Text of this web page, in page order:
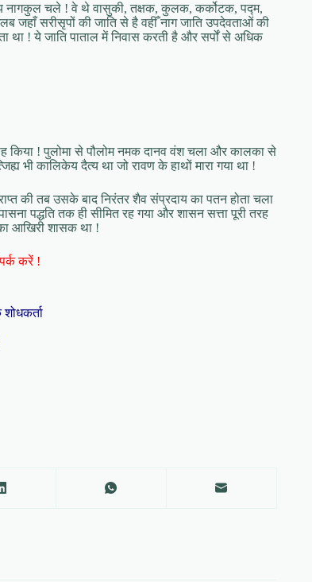
नागकुल चले ! वे थे वासुकी, तक्षक, कुलक, कर्कोटक, पद्म,
सरीसृपों की जाति से है वहीँ नाग जाति उपदेवताओं की
था ! ये जाति पाताल में निवास करती है और सर्पों से अधिक
किया ! पुलोमा से पौलोम नमक दानव वंश चला और कालका से
भी कालिकेय दैत्य था जो रावण के हाथों मारा गया था !
की तब उसके बाद निरंतर शैव संप्रदाय का पतन होता चला
पद्धति तक ही सीमित रह गया और शासन सत्ता पूरी तरह
आखिरी शासक था !
करें !